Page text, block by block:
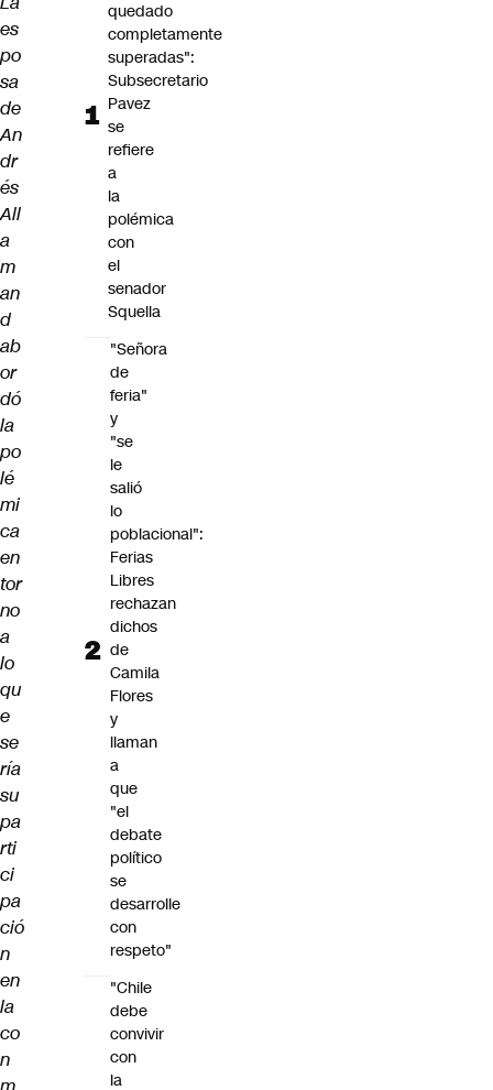
es
po
sa
de
An
dr
és
All
a
m
an
d
ab
or
dó
la
po
lé
mi
ca
en
tor
no
a
lo
qu
e
se
ría
su
pa
rti
ci
pa
ció
n
en
la
co
n
quedado
completamente
superadas":
Subsecretario
Pavez
se
refiere
a
la
polémica
con
el
senador
Squella
"Señora
de
feria"
y
"se
le
salió
lo
poblacional":
Ferias
Libres
rechazan
dichos
de
Camila
Flores
y
llaman
a
que
"el
debate
político
se
desarrolle
con
respeto"
"Chile
debe
convivir
con
la